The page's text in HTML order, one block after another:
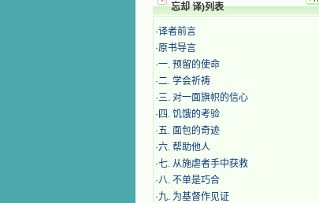
忘却 译)列表
·译者前言
·原书导言
·一. 预留的使命
·二. 学会祈祷
·三. 对一面旗帜的信心
· 四. 饥饿的考验
·五. 面包的奇迹
·六. 帮助他人
·七. 从施虐者手中获救
·八. 不单是巧合
·九. 为基督作见证